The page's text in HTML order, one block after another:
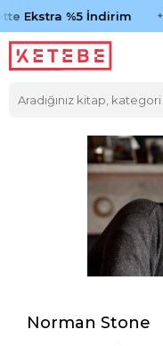
Ekstra %5 İndirim
Norman Stone